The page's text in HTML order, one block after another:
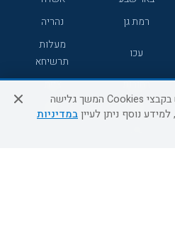
רמת גן
נהריה
עכו
מעלות
תרשיחא
רחובות
צפת
חדרה
דרום
לידיעתך, באתר זה נעשה שימוש בקבצי Cookies המשך גלישה
נוסף ניתן לעייןבמדיניות